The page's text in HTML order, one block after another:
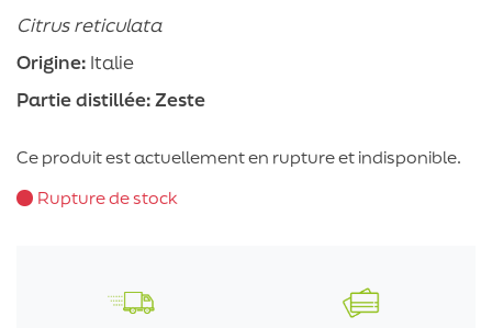
Citrus reticulata
Origine: Italie
Partie distillée: Zeste
Ce produit est actuellement en rupture et indisponible.
Rupture de stock